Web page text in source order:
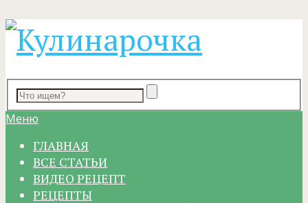
Меню
ГЛАВНАЯ
ВСЕ СТАТЬИ
ВИДЕО РЕЦЕПТ
РЕЦЕПТЫ